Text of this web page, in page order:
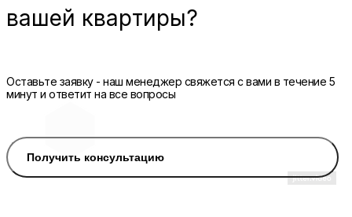
вашей квартиры?
Оставьте заявку - наш менеджер свяжется с вами в течение 5
минут и ответит на все вопросы
Получить консультацию